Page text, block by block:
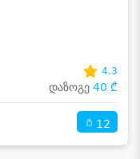
4.3
დაზოგე 40 ₾
12